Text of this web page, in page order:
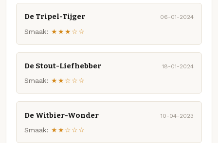
De Tripel-Tijger 06-01-2024
Smaak: ★★★☆☆
De Stout-Liefhebber 18-01-2024
Smaak: ★★☆☆☆
De Witbier-Wonder 10-04-2023
Smaak: ★★☆☆☆